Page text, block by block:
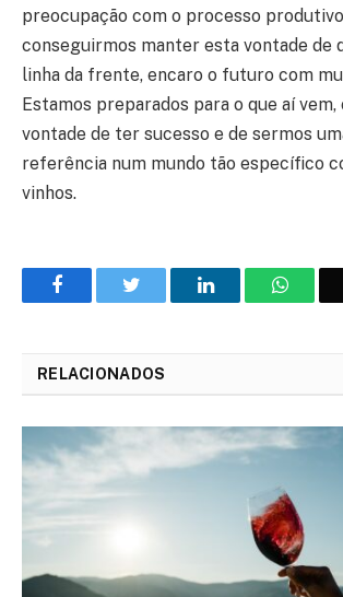
preocupação com o processo
conseguirmos manter esta vontade de
linha da frente, encaro o futuro com
Estamos preparados para o que aí
vontade de ter sucesso e de sermos
referência num mundo tão específico
vinhos.
FacebookTwitter
O
RELACIONADOS